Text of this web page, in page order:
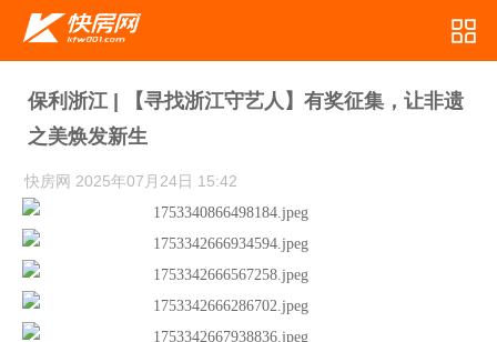
保利浙江 | 【寻找浙江守艺人】有奖征集，让非遗
之美焕发新生
快房网 2025年07月24日 15:42